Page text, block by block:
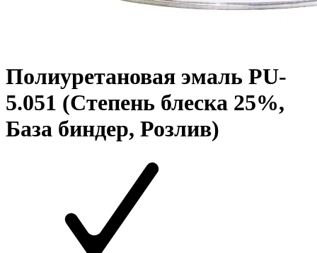
Полиуретановая эмаль PU-
5.051 (Степень блеска 25%,
База биндер, Розлив)